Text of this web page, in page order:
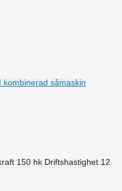
kombinerad såmaskin
150 hk Driftshastighet 12